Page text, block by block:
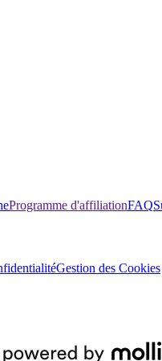
Programme d'affiliationFAQ
Gestion des Cookies